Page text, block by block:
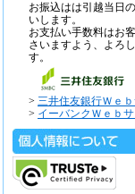
お振込はは引越当日
いします。
お支払い手数料はお
さいますよう、よろ
す。
> 三井住友銀行Ｗｅ
> イーバンクＷｅｂ